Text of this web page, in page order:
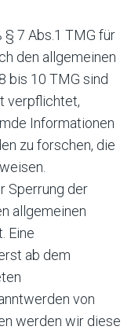
7 Abs.1 TMG für
den allgemeinen
bis 10 TMG sind
verpflichtet,
Informationen
zu forschen, die
Sperrung der
allgemeinen
Eine
ab dem
von
werden wir diese